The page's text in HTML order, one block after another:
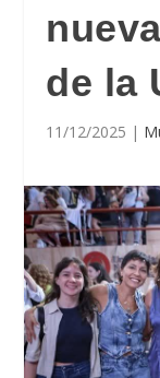
de la
11/12/2025 |